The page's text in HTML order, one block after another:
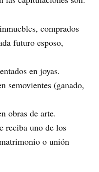
comprados
futuro esposo,
en joyas.
semovientes (ganado,
obras de arte.
reciba uno de los
o unión